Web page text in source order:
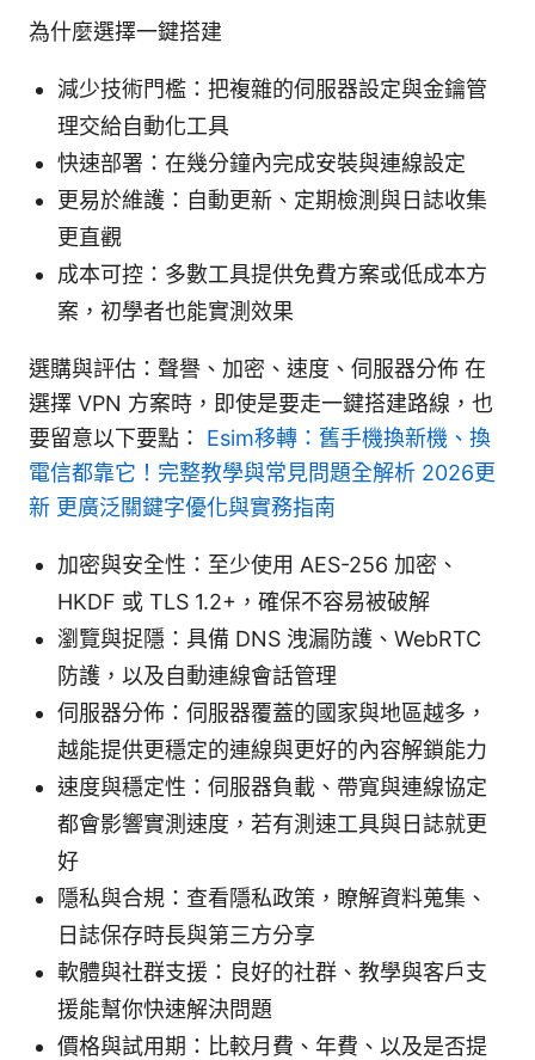
為什麼選擇一鍵搭建
減少技術門檻：把複雜的伺服器設定與金鑰管
理交給自動化工具
快速部署：在幾分鐘內完成安裝與連線設定
更易於維護：自動更新、定期檢測與日誌收集
更直觀
成本可控：多數工具提供免費方案或低成本方
案，初學者也能實測效果
選購與評估：聲譽、加密、速度、伺服器分佈 在
選擇 VPN 方案時，即使是要走一鍵搭建路線，也
要留意以下要點： Esim移轉：舊手機換新機、換
電信都靠它！完整教學與常見問題全解析 2026更
新 更廣泛關鍵字優化與實務指南
加密與安全性：至少使用 AES-256 加密、
HKDF 或 TLS 1.2+，確保不容易被破解
瀏覽與捉隱：具備 DNS 洩漏防護、WebRTC
防護，以及自動連線會話管理
伺服器分佈：伺服器覆蓋的國家與地區越多，
越能提供更穩定的連線與更好的內容解鎖能力
速度與穩定性：伺服器負載、帶寬與連線協定
都會影響實測速度，若有測速工具與日誌就更
好
隱私與合規：查看隱私政策，瞭解資料蒐集、
日誌保存時長與第三方分享
軟體與社群支援：良好的社群、教學與客戶支
援能幫你快速解決問題
價格與試用期：比較月費、年費、以及是否提